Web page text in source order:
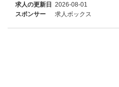
求人の更新日 2026-08-01
スポンサー
求人ボックス